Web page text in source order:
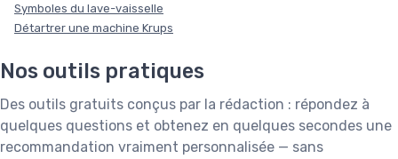
Symboles du lave-vaisselle
Détartrer une machine Krups
Nos outils pratiques
Des outils gratuits conçus par la rédaction : répondez à
quelques questions et obtenez en quelques secondes une
recommandation vraiment personnalisée — sans